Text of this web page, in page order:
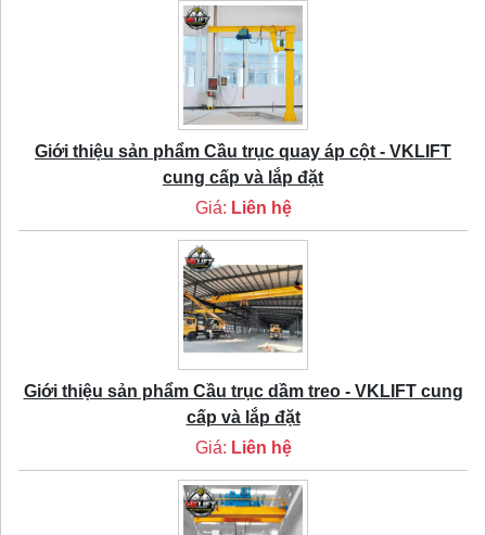
Giới thiệu sản phẩm Cầu trục quay áp cột - VKLIFT
cung cấp và lắp đặt
Giá: Liên hệ
Giới thiệu sản phẩm Cầu trục dầm treo - VKLIFT cung
cấp và lắp đặt
Giá: Liên hệ